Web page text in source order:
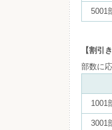
5001
【割引
部数に
1001
3001